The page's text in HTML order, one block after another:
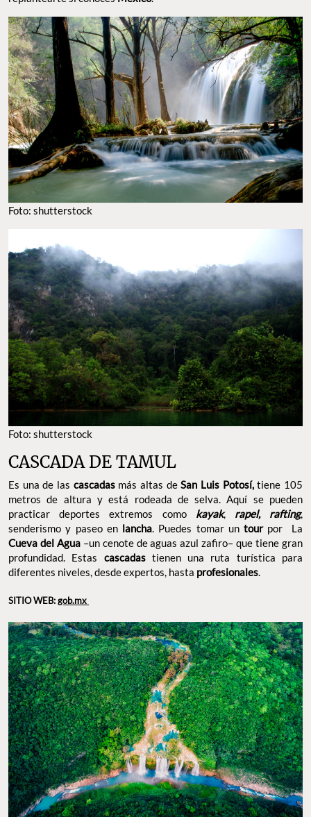
Foto: shutterstock
Foto: shutterstock
CASCADA DE TAMUL
Es una de las cascadas más altas deSan Luis Potosí,tiene 105
metros de altura y está rodeada de selva. Aquí se pueden
practicar deportes extremos como kayak, rapel, rafting,
senderismo y paseo en lancha. Puedes tomar untour por La
Cueva del Agua–un cenote de aguas azul zafiro– que tiene gran
profundidad. Estas cascadas tienen una ruta turística para
diferentes niveles, desde expertos, hasta profesionales.
SITIO WEB:gob.mx